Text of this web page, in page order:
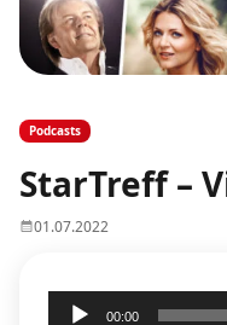
Podcasts
StarTreff –
01.07.2022
Audio-
00:00